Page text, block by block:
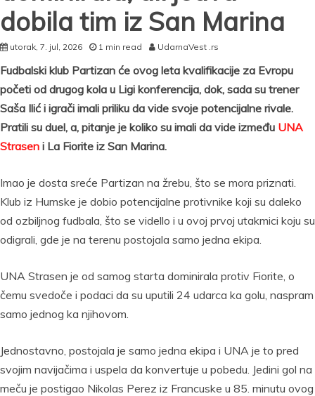
dobila tim iz San Marina
utorak, 7. jul, 2026 1 min read UdarnaVest .rs
Fudbalski klub Partizan će ovog leta kvalifikacije za Evropu
početi od drugog kola u Ligi konferencija, dok, sada su trener
Saša Ilić i igrači imali priliku da vide svoje potencijalne rivale.
Pratili su duel, a, pitanje je koliko su imali da vide između UNA
Strasen i La Fiorite iz San Marina.
Imao je dosta sreće Partizan na žrebu, što se mora priznati.
Klub iz Humske je dobio potencijalne protivnike koji su daleko
od ozbiljnog fudbala, što se vidello i u ovoj prvoj utakmici koju su
odigrali, gde je na terenu postojala samo jedna ekipa.
UNA Strasen je od samog starta dominirala protiv Fiorite, o
čemu svedoče i podaci da su uputili 24 udarca ka golu, naspram
samo jednog ka njihovom.
Jednostavno, postojala je samo jedna ekipa i UNA je to pred
svojim navijačima i uspela da konvertuje u pobedu. Jedini gol na
meču je postigao Nikolas Perez iz Francuske u 85. minutu ovog